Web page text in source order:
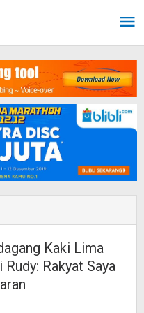
Kaki Lima
Rakyat Saya